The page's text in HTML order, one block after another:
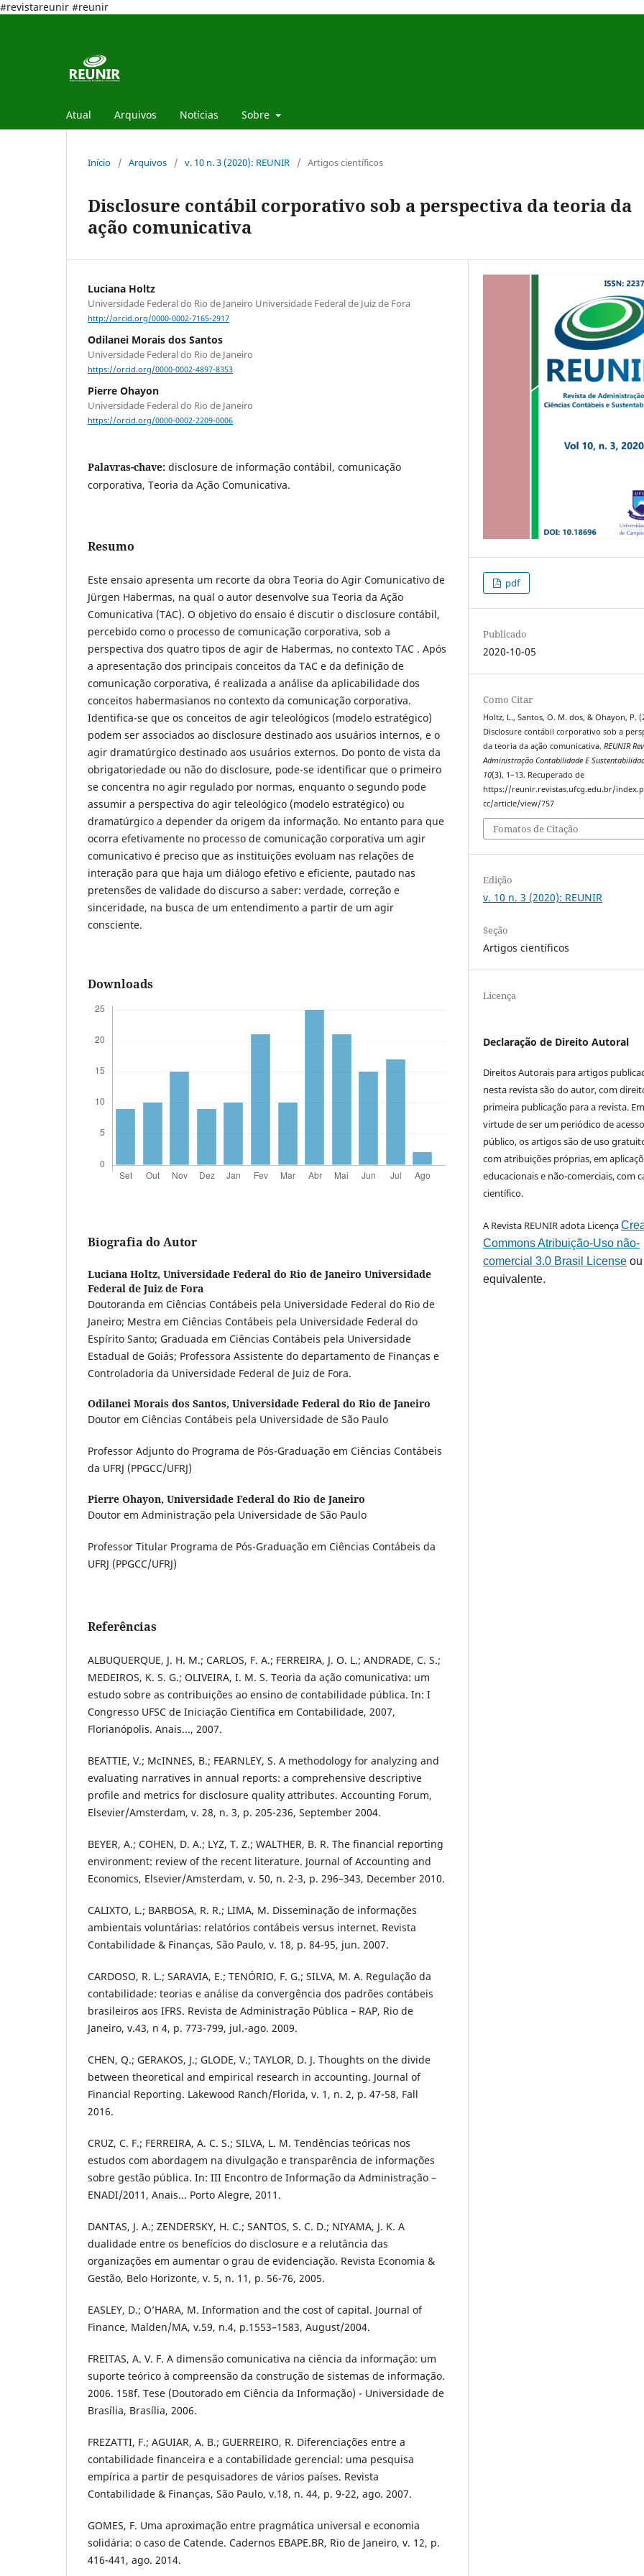
#revistareunir #reunir
Atual Arquivos Notícias Sobre
Início / Arquivos / v. 10 n. 3 (2020): REUNIR / Artigos científicos
Disclosure contábil corporativo sob a perspectiva da teoria da
ação comunicativa
Luciana Holtz
Universidade Federal do Rio de Janeiro Universidade Federal de Juiz de Fora
http://orcid.org/0000-0002-7165-2917
Odilanei Morais dos Santos
Universidade Federal do Rio de Janeiro
https://orcid.org/0000-0002-4897-8353
Pierre Ohayon
Universidade Federal do Rio de Janeiro
https://orcid.org/0000-0002-2209-0006
Palavras-chave: disclosure de informação contábil, comunicação
corporativa, Teoria da Ação Comunicativa.
Resumo
Este ensaio apresenta um recorte da obra Teoria do Agir Comunicativo de
Jürgen Habermas, na qual o autor desenvolve sua Teoria da Ação
Comunicativa (TAC). O objetivo do ensaio é discutir o disclosure contábil,
percebido como o processo de comunicação corporativa, sob a
perspectiva dos quatro tipos de agir de Habermas, no contexto TAC . Após
a apresentação dos principais conceitos da TAC e da definição de
comunicação corporativa, é realizada a análise da aplicabilidade dos
conceitos habermasianos no contexto da comunicação corporativa.
Identifica-se que os conceitos de agir teleológicos (modelo estratégico)
podem ser associados ao disclosure destinado aos usuários internos, e o
agir dramatúrgico destinado aos usuários externos. Do ponto de vista da
obrigatoriedade ou não do disclosure, pode-se identificar que o primeiro
se concentra no agir regulado por normas, enquanto o segundo pode
assumir a perspectiva do agir teleológico (modelo estratégico) ou
dramatúrgico a depender da origem da informação. No entanto para que
ocorra efetivamente no processo de comunicação corporativa um agir
comunicativo é preciso que as instituições evoluam nas relações de
interação para que haja um diálogo efetivo e eficiente, pautado nas
pretensões de validade do discurso a saber: verdade, correção e
sinceridade, na busca de um entendimento a partir de um agir
consciente.
Downloads
Biografia do Autor
Luciana Holtz, Universidade Federal do Rio de Janeiro Universidade
Federal de Juiz de Fora
Doutoranda em Ciências Contábeis pela Universidade Federal do Rio de
Janeiro; Mestra em Ciências Contábeis pela Universidade Federal do
Espírito Santo; Graduada em Ciências Contábeis pela Universidade
Estadual de Goiás; Professora Assistente do departamento de Finanças e
Controladoria da Universidade Federal de Juiz de Fora.
Odilanei Morais dos Santos, Universidade Federal do Rio de Janeiro
Doutor em Ciências Contábeis pela Universidade de São Paulo
Professor Adjunto do Programa de Pós-Graduação em Ciências Contábeis
da UFRJ (PPGCC/UFRJ)
Pierre Ohayon, Universidade Federal do Rio de Janeiro
Doutor em Administração pela Universidade de São Paulo
Professor Titular Programa de Pós-Graduação em Ciências Contábeis da
UFRJ (PPGCC/UFRJ)
Referências
ALBUQUERQUE, J. H. M.; CARLOS, F. A.; FERREIRA, J. O. L.; ANDRADE, C. S.;
MEDEIROS, K. S. G.; OLIVEIRA, I. M. S. Teoria da ação comunicativa: um
estudo sobre as contribuições ao ensino de contabilidade pública. In: I
Congresso UFSC de Iniciação Científica em Contabilidade, 2007,
Florianópolis. Anais..., 2007.
BEATTIE, V.; McINNES, B.; FEARNLEY, S. A methodology for analyzing and
evaluating narratives in annual reports: a comprehensive descriptive
profile and metrics for disclosure quality attributes. Accounting Forum,
Elsevier/Amsterdam, v. 28, n. 3, p. 205-236, September 2004.
BEYER, A.; COHEN, D. A.; LYZ, T. Z.; WALTHER, B. R. The financial reporting
environment: review of the recent literature. Journal of Accounting and
Economics, Elsevier/Amsterdam, v. 50, n. 2-3, p. 296–343, December 2010.
CALIXTO, L.; BARBOSA, R. R.; LIMA, M. Disseminação de informações
ambientais voluntárias: relatórios contábeis versus internet. Revista
Contabilidade & Finanças, São Paulo, v. 18, p. 84-95, jun. 2007.
CARDOSO, R. L.; SARAVIA, E.; TENÓRIO, F. G.; SILVA, M. A. Regulação da
contabilidade: teorias e análise da convergência dos padrões contábeis
brasileiros aos IFRS. Revista de Administração Pública – RAP, Rio de
Janeiro, v.43, n 4, p. 773-799, jul.-ago. 2009.
CHEN, Q.; GERAKOS, J.; GLODE, V.; TAYLOR, D. J. Thoughts on the divide
between theoretical and empirical research in accounting. Journal of
Financial Reporting. Lakewood Ranch/Florida, v. 1, n. 2, p. 47-58, Fall
2016.
CRUZ, C. F.; FERREIRA, A. C. S.; SILVA, L. M. Tendências teóricas nos
estudos com abordagem na divulgação e transparência de informações
sobre gestão pública. In: III Encontro de Informação da Administração –
ENADI/2011, Anais... Porto Alegre, 2011.
DANTAS, J. A.; ZENDERSKY, H. C.; SANTOS, S. C. D.; NIYAMA, J. K. A
dualidade entre os benefícios do disclosure e a relutância das
organizações em aumentar o grau de evidenciação. Revista Economia &
Gestão, Belo Horizonte, v. 5, n. 11, p. 56-76, 2005.
EASLEY, D.; O’HARA, M. Information and the cost of capital. Journal of
Finance, Malden/MA, v.59, n.4, p.1553–1583, August/2004.
FREITAS, A. V. F. A dimensão comunicativa na ciência da informação: um
suporte teórico à compreensão da construção de sistemas de informação.
2006. 158f. Tese (Doutorado em Ciência da Informação) - Universidade de
Brasília, Brasília, 2006.
FREZATTI, F.; AGUIAR, A. B.; GUERREIRO, R. Diferenciações entre a
contabilidade financeira e a contabilidade gerencial: uma pesquisa
empírica a partir de pesquisadores de vários países. Revista
Contabilidade & Finanças, São Paulo, v.18, n. 44, p. 9-22, ago. 2007.
GOMES, F. Uma aproximação entre pragmática universal e economia
solidária: o caso de Catende. Cadernos EBAPE.BR, Rio de Janeiro, v. 12, p.
416-441, ago. 2014.
pdf
Publicado
2020-10-05
Como Citar
Holtz, L., Santos, O. M. dos, & Ohayon, P.
Disclosure contábil corporativo sob a
da teoria da ação comunicativa.REUNIR
Administração Contabilidade E
10(3), 1–13. Recuperado de
https://reunir.revistas.ufcg.edu.br/
cc/article/view/757
Fomatos de Citação
Edição
v. 10 n. 3 (2020): REUNIR
Seção
Artigos científicos
Licença
Declaração de Direito Autoral
Direitos Autorais para artigos
nesta revista são do autor, com
primeira publicação para a revista. Em
virtude de ser um periódico de acesso
público, os artigos são de uso
com atribuições próprias, em
educacionais e não-comerciais, com
científico.
A Revista REUNIR adota Licença
Commons Atribuição-Uso não-
comercial 3.0 Brasil License
equivalente.